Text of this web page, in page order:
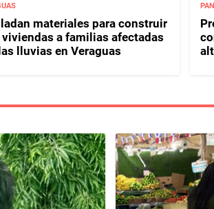
materiales para construir
a familias afectadas
lluvias en Veraguas